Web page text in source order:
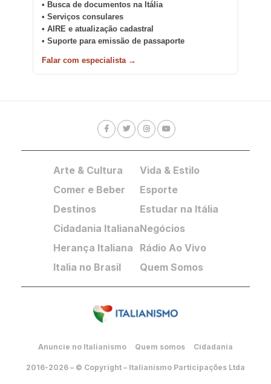
• Busca de documentos na Itália
• Serviços consulares
• AIRE e atualização cadastral
• Suporte para emissão de passaporte
Falar com especialista →
Arte & Cultura
Comer e Beber
Destinos
Cidadania Italiana
Herança Italiana
Italia no Brasil
Vida & Estilo
Esporte
Estudar na Itália
Negócios
Rádio Ao Vivo
Quem Somos
Anuncie no Italianismo Quem somos Cidadania
2016-2026 – © Copyright – Italianismo Participações Ltda